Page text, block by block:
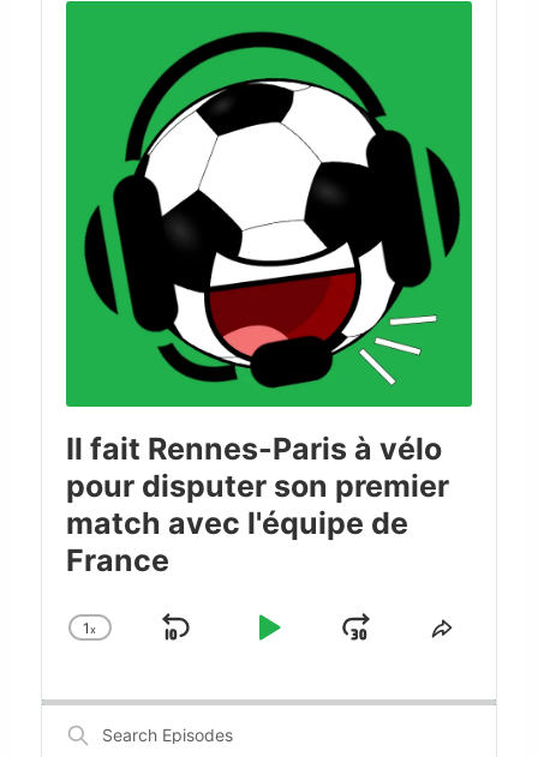
Player
Il fait Rennes-Paris à vélo
pour disputer son premier
match avec l'équipe de
France
Change
1x
Skip
Play
JumpShare
Search
Episodes